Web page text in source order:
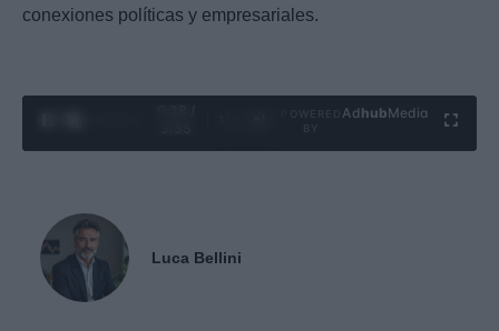
conexiones políticas y empresariales.
Ad hubMedia
Luca Bellini